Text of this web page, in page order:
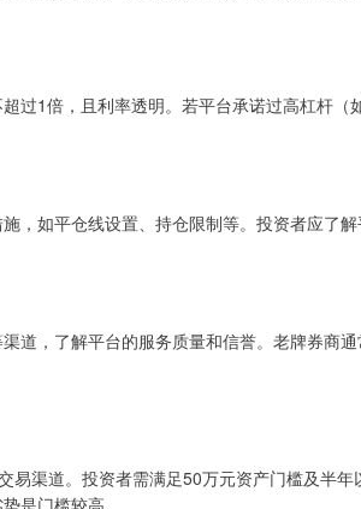
过1倍，且利率透明。若平台承诺过高杠杆
，如平仓线设置、持仓限制等。投资者应了解
道，了解平台的服务质量和信誉。老牌券商
易渠道。投资者需满足50万元资产门槛及半年
是门槛较高。